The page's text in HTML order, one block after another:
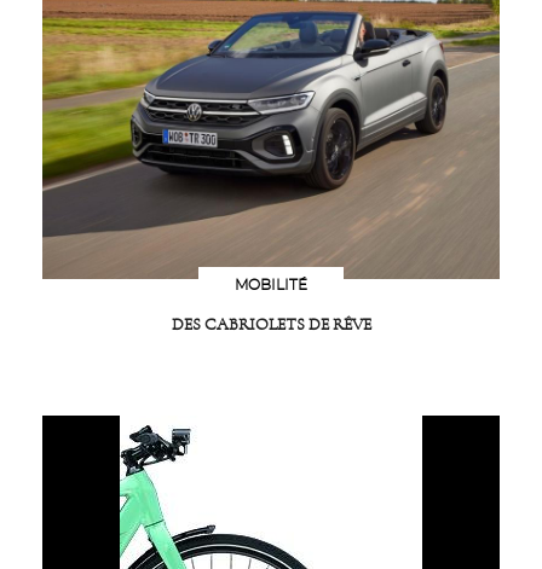
MOBILITÉ
DES CABRIOLETS DE RÊVE